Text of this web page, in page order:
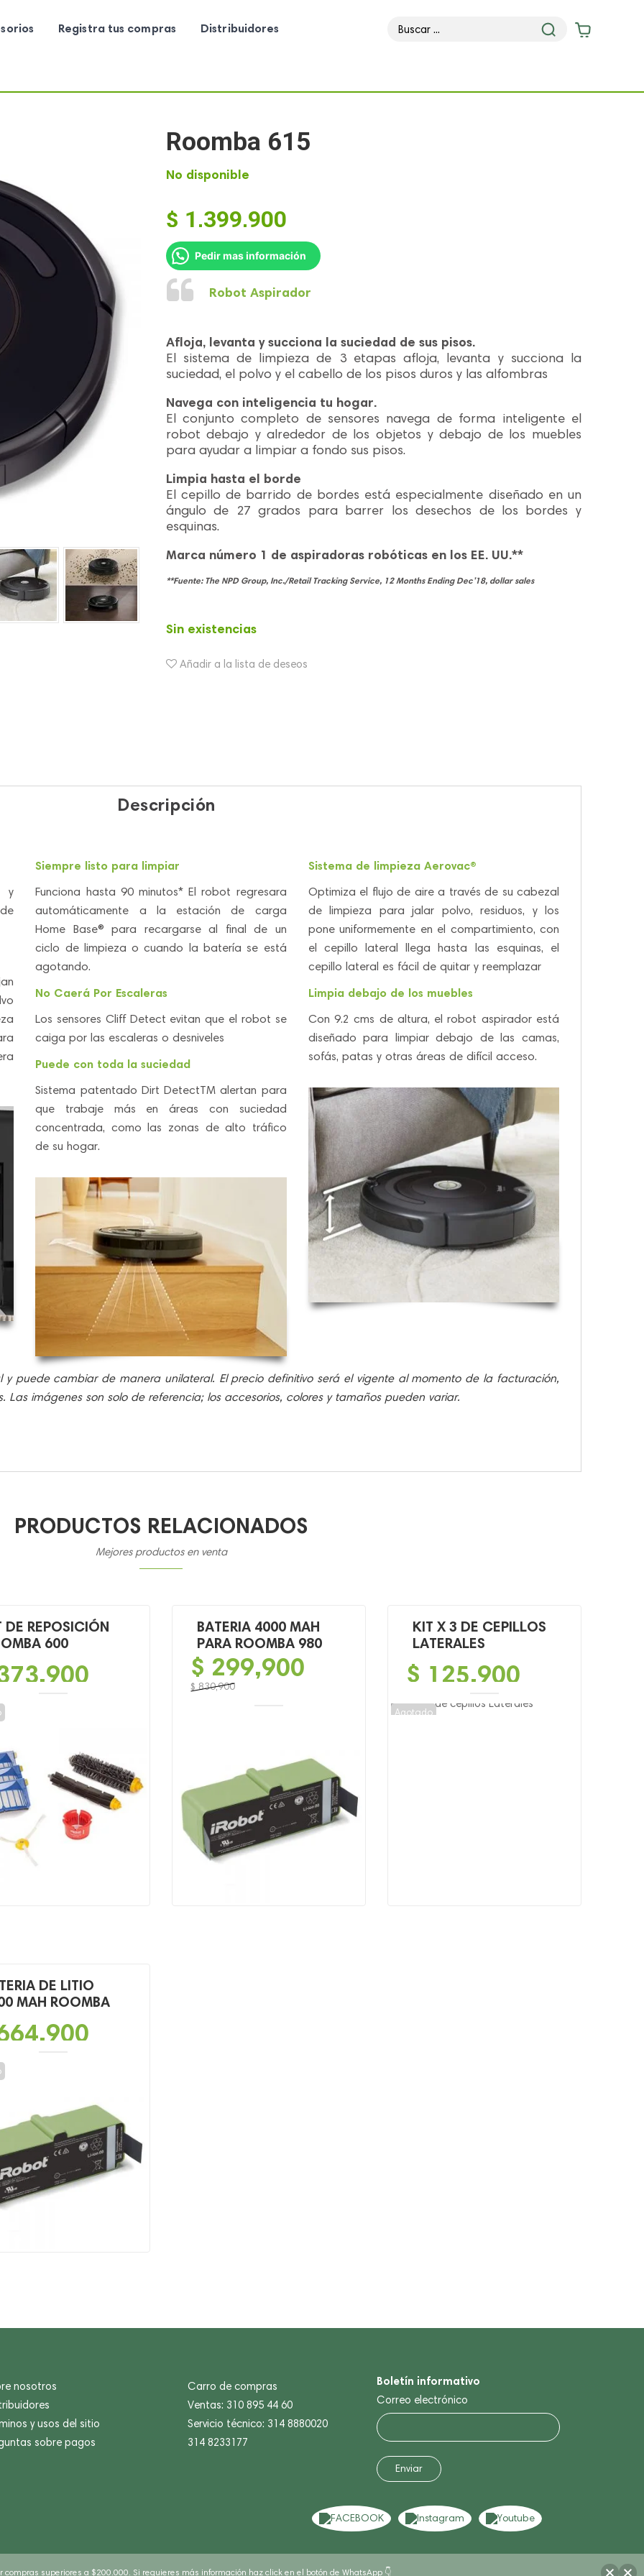
Registra tus compras Distribuidores
Roomba 615
No disponible
$ 1,399,900
Pedir mas información
Robot Aspirador
Afloja, levanta y succiona la suciedad de sus pisos.
El sistema de limpieza de 3 etapas afloja, levanta y succiona la
suciedad, el polvo y el cabello de los pisos duros y las alfombras
Navega con inteligencia tu hogar.
El conjunto completo de sensores navega de forma inteligente el
robot debajo y alrededor de los objetos y debajo de los muebles
para ayudar a limpiar a fondo sus pisos.
Limpia hasta el borde
El cepillo de barrido de bordes está especialmente diseñado en un
ángulo de 27 grados para barrer los desechos de los bordes y
esquinas.
Marca número 1 de aspiradoras robóticas en los EE. UU.**
**Fuente: The NPD Group, Inc./Retail Tracking Service, 12 Months Ending Dec’18, dollar sales
Sin existencias
Añadir a la lista de deseos
Descripción
y
Siempre listo para limpiar
Funciona hasta 90 minutos* El robot regresara
automáticamente a la estación de carga
Home Base® para recargarse al final de un
ciclo de limpieza o cuando la batería se está
agotando.
No Caerá Por Escaleras
Los sensores Cliff Detect evitan que el robot se
caiga por las escaleras o desniveles
Puede con toda la suciedad
Sistema patentado Dirt DetectTM alertan para
que trabaje más en áreas con suciedad
concentrada, como las zonas de alto tráfico
de su hogar.
Sistema de limpieza Aerovac®
Optimiza el flujo de aire a través de su cabezal
de limpieza para jalar polvo, residuos, y los
pone uniformemente en el compartimiento, con
el cepillo lateral llega hasta las esquinas, el
cepillo lateral es fácil de quitar y reemplazar
Limpia debajo de los muebles
Con 9.2 cms de altura, el robot aspirador está
diseñado para limpiar debajo de las camas,
sofás, patas y otras áreas de difícil acceso.
y puede cambiar de manera unilateral. El precio definitivo será el vigente al momento de la facturación,
Las imágenes son solo de referencia; los accesorios, colores y tamaños pueden variar.
PRODUCTOS RELACIONADOS
Mejores productos en venta
DE REPOSICIÓN
600
BATERIA 4000 MAH
PARA ROOMBA 980
$830,900
$ 299,900
KIT X 3 DE CEPILLOS
LATERALES
$ 125,900
Agotado
DE LITIO
MAH ROOMBA
nosotros
y usos del sitio
sobre pagos
Carro de compras
Ventas: 310 895 44 60
Servicio técnico: 314 8880020
314 8233177
Boletín informativo
Correo electrónico
compras superiores a $200.000. Si requieres más información haz click en el botón de WhatsApp 👇